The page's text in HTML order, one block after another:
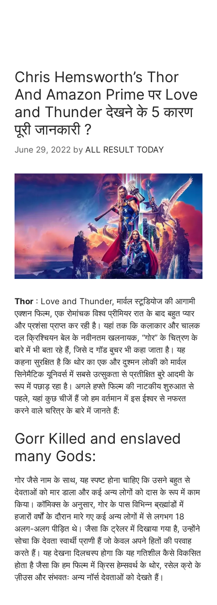
Chris Hemsworth’s Thor
And Amazon Prime पर Love
and Thunder देखने के 5 कारण
पूरी जानकारी ?
June 29, 2022 by ALL RESULT TODAY
Thor : Love and Thunder, मार्वल स्टूडियोज की आगामी
एक्शन फिल्म, एक रोमांचक विश्व प्रीमियर रात के बाद बहुत प्यार
और प्रशंसा प्राप्त कर रही है। यहां तक कि कलाकार और चालक
दल क्रिश्चियन बेल के नवीनतम खलनायक, “गोर” के चित्रण के
बारे में भी बता रहे हैं, जिसे द गॉड बुचर भी कहा जाता है। यह
कहना सुरक्षित है कि थोर का एक और दुश्मन लोकी को मार्वल
सिनेमैटिक यूनिवर्स में सबसे उत्सुकता से प्रतीक्षित बुरे आदमी के
रूप में पछाड़ रहा है। अगले हफ्ते फिल्म की नाटकीय शुरुआत से
पहले, यहां कुछ चीजें हैं जो हम वर्तमान में इस ईश्वर से नफरत
करने वाले चरित्र के बारे में जानते हैं:
Gorr Killed and enslaved
many Gods:
गोर जैसे नाम के साथ, यह स्पष्ट होना चाहिए कि उसने बहुत से
देवताओं को मार डाला और कई अन्य लोगों को दास के रूप में काम
किया। कॉमिक्स के अनुसार, गोर के पास विभिन्न ब्रह्मांडों में
हजारों वर्षों के दौरान मारे गए कई अन्य लोगों में से लगभग 18
अलग-अलग पीड़ित थे। जैसा कि ट्रेलर में दिखाया गया है, उन्होंने
सोचा कि देवता स्वार्थी प्राणी हैं जो केवल अपने हितों की परवाह
करते हैं। यह देखना दिलचस्प होगा कि यह गतिशील कैसे विकसित
होता है जैसा कि हम फिल्म में क्रिस हेम्सवर्थ के थोर, रसेल क्रो के
ज़ीउस और संभवतः अन्य नॉर्स देवताओं को देखते हैं।